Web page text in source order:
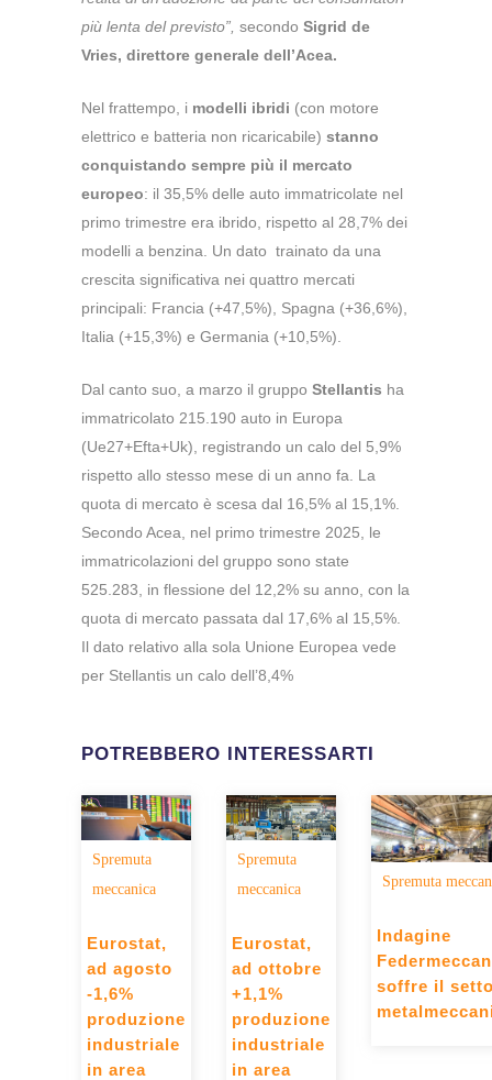
più lenta del previsto”, secondo Sigrid de
Vries, direttore generale dell’Acea.
Nel frattempo, i modelli ibridi (con motore
elettrico e batteria non ricaricabile) stanno
conquistando sempre più il mercato
europeo: il 35,5% delle auto immatricolate nel
primo trimestre era ibrido, rispetto al 28,7% dei
modelli a benzina. Un dato trainato da una
crescita significativa nei quattro mercati
principali: Francia (+47,5%), Spagna (+36,6%),
Italia (+15,3%) e Germania (+10,5%).
Dal canto suo, a marzo il gruppo Stellantis ha
immatricolato 215.190 auto in Europa
(Ue27+Efta+Uk), registrando un calo del 5,9%
rispetto allo stesso mese di un anno fa. La
quota di mercato è scesa dal 16,5% al 15,1%.
Secondo Acea, nel primo trimestre 2025, le
immatricolazioni del gruppo sono state
525.283, in flessione del 12,2% su anno, con la
quota di mercato passata dal 17,6% al 15,5%.
Il dato relativo alla sola Unione Europea vede
per Stellantis un calo dell’8,4%
POTREBBERO INTERESSARTI
Spremuta
meccanica
Eurostat,
ad agosto
-1,6%
produzione
industriale
in area
Spremuta
meccanica
Eurostat,
ad ottobre
+1,1%
produzione
industriale
in area
Spremuta
Indagine
soffre il